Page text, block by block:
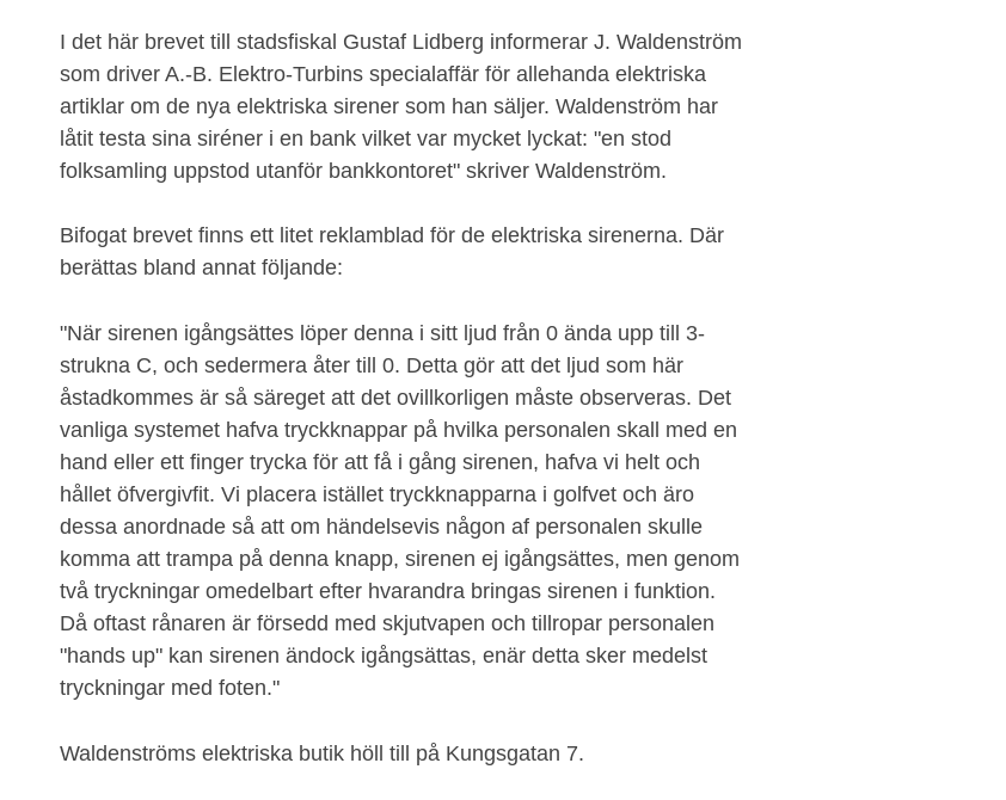
I det här brevet till stadsfiskal Gustaf Lidberg informerar J. Waldenström
som driver A.-B. Elektro-Turbins specialaffär för allehanda elektriska
artiklar om de nya elektriska sirener som han säljer. Waldenström har
låtit testa sina siréner i en bank vilket var mycket lyckat: "en stod
folksamling uppstod utanför bankkontoret" skriver Waldenström.
Bifogat brevet finns ett litet reklamblad för de elektriska sirenerna. Där
berättas bland annat följande:
"När sirenen igångsättes löper denna i sitt ljud från 0 ända upp till 3-
strukna C, och sedermera åter till 0. Detta gör att det ljud som här
åstadkommes är så säreget att det ovillkorligen måste observeras. Det
vanliga systemet hafva tryckknappar på hvilka personalen skall med en
hand eller ett finger trycka för att få i gång sirenen, hafva vi helt och
hållet öfvergivfit. Vi placera istället tryckknapparna i golfvet och äro
dessa anordnade så att om händelsevis någon af personalen skulle
komma att trampa på denna knapp, sirenen ej igångsättes, men genom
två tryckningar omedelbart efter hvarandra bringas sirenen i funktion.
Då oftast rånaren är försedd med skjutvapen och tillropar personalen
"hands up" kan sirenen ändock igångsättas, enär detta sker medelst
tryckningar med foten."
Waldenströms elektriska butik höll till på Kungsgatan 7.